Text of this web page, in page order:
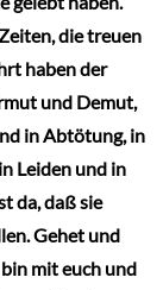
die treuen
haben der
und Demut,
in Abtötung, in
Leiden und in
da, daß sie
Gehet und
mit euch und